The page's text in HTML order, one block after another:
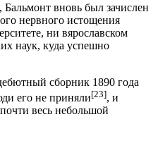
вновь был зачислен
нервного истощения
ни вярославском
наук, куда успешно
сборник 1890 года
его не приняли[23], и
весь небольшой